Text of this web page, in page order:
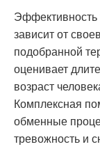
Эффективность
зависит от
подобранной
оценивает
возраст
Комплексная
обменные
тревожность и